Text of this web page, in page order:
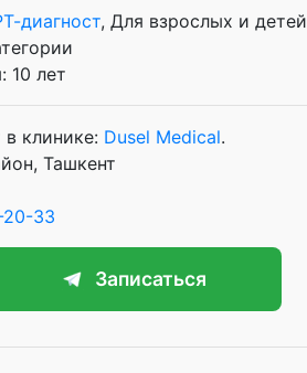
диагност, Для взрослых и детей
10 лет
клинике: Dusel Medical.
Ташкент
33
Записаться